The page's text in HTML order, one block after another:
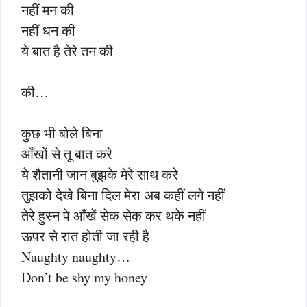
नहीं मन की
नहीं धन की
ये बात है तेरे तन की
की…
कुछ भी बोले बिना
आँखों से तू बात करे
ये शैतानी जान बुझके मेरे साथ करे
तुझको देखे बिना दिल मेरा अब कहीं लगे नहीं
तेरे हुस्न पे आँखें सेक सेक कर थके नहीं
ऊपर से रात होती जा रही है
Naughty naughty…
Don’t be shy my honey